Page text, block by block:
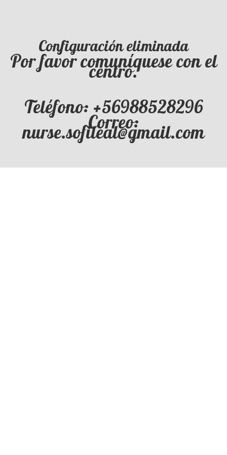
Configuración eliminada
Por favor comuníquese con el
centro.
Teléfono: +56988528296
Correo:
nurse.sofileal@gmail.com